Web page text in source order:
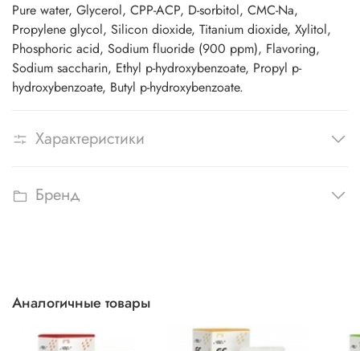
Pure water, Glycerol, CPP-ACP, D-sorbitol, CMC-Na,
Propylene glycol, Silicon dioxide, Titanium dioxide, Xylitol,
Phosphoric acid, Sodium fluoride (900 ppm), Flavoring,
Sodium saccharin, Ethyl p-hydroxybenzoate, Propyl p-
hydroxybenzoate, Butyl p-hydroxybenzoate.
Характеристики
Бренд
Аналогичные товары